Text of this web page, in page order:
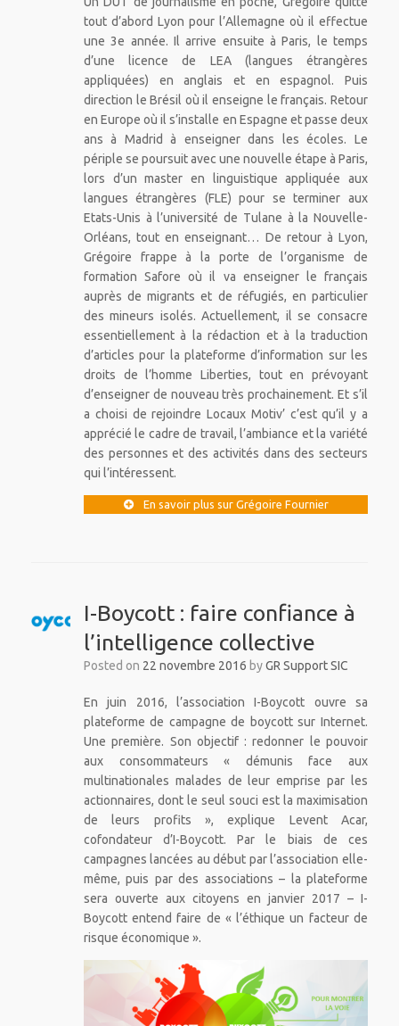
tout d’abord Lyon pour l’Allemagne où il effectue
une 3e année. Il arrive ensuite à Paris, le temps
d’une licence de LEA (langues étrangères
appliquées) en anglais et en espagnol. Puis
direction le Brésil où il enseigne le français. Retour
en Europe où il s’installe en Espagne et passe deux
ans à Madrid à enseigner dans les écoles. Le
périple se poursuit avec une nouvelle étape à Paris,
lors d’un master en linguistique appliquée aux
langues étrangères (FLE) pour se terminer aux
Etats-Unis à l’université de Tulane à la Nouvelle-
Orléans, tout en enseignant… De retour à Lyon,
Grégoire frappe à la porte de l’organisme de
formation Safore où il va enseigner le français
auprès de migrants et de réfugiés, en particulier
des mineurs isolés. Actuellement, il se consacre
essentiellement à la rédaction et à la traduction
d’articles pour la plateforme d’information sur les
droits de l’homme Liberties, tout en prévoyant
d’enseigner de nouveau très prochainement. Et s’il
a choisi de rejoindre Locaux Motiv’ c’est qu’il y a
apprécié le cadre de travail, l’ambiance et la variété
des personnes et des activités dans des secteurs
qui l’intéressent.
En savoir plus sur Grégoire Fournier
I-Boycott : faire confiance à
l’intelligence collective
Posted on 22 novembre 2016 byGR Support SIC
En juin 2016, l’association I-Boycott ouvre sa
plateforme de campagne de boycott sur Internet.
Une première. Son objectif : redonner le pouvoir
aux consommateurs « démunis face aux
multinationales malades de leur emprise par les
actionnaires, dont le seul souci est la maximisation
de leurs profits », explique Levent Acar,
cofondateur d’I-Boycott. Par le biais de ces
campagnes lancées au début par l’association elle-
même, puis par des associations – la plateforme
sera ouverte aux citoyens en janvier 2017 – I-
Boycott entend faire de « l’éthique un facteur de
risque économique ».